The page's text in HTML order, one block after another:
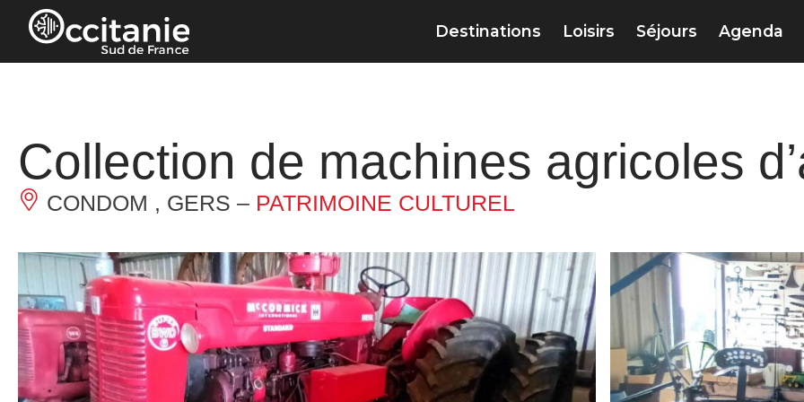
Panneau de gestion des cookies
Destinations Loisirs Séjours Agenda
Collection de machines agricoles
CONDOM , GERS – PATRIMOINE CULTUREL